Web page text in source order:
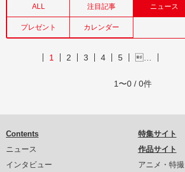
ALL 注目記事 ニュース
プレゼント カレンダー
1 2 3 4 5 …
1〜0 / 0件
Contents
ニュース
インタビュー
特集サイト
作品サイト
アニメ・特撮